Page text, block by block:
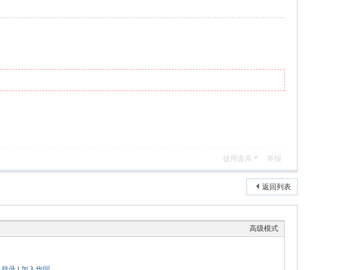
使用道具 举报
返回列表
高级模式